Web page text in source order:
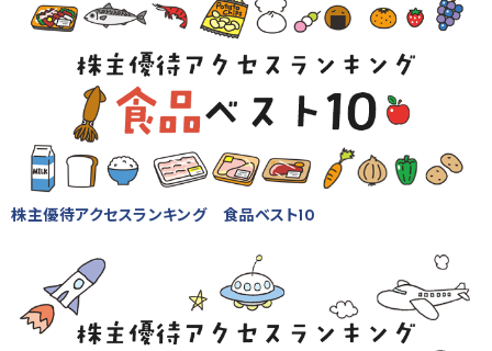
株主優待アクセスランキング 食品ベスト10